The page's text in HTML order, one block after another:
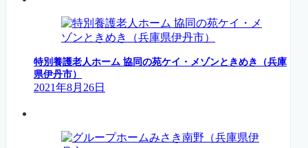
特別養護老人ホーム 協同の苑ケイ・メゾンときめき（兵庫
県伊丹市）
2021年8月26日